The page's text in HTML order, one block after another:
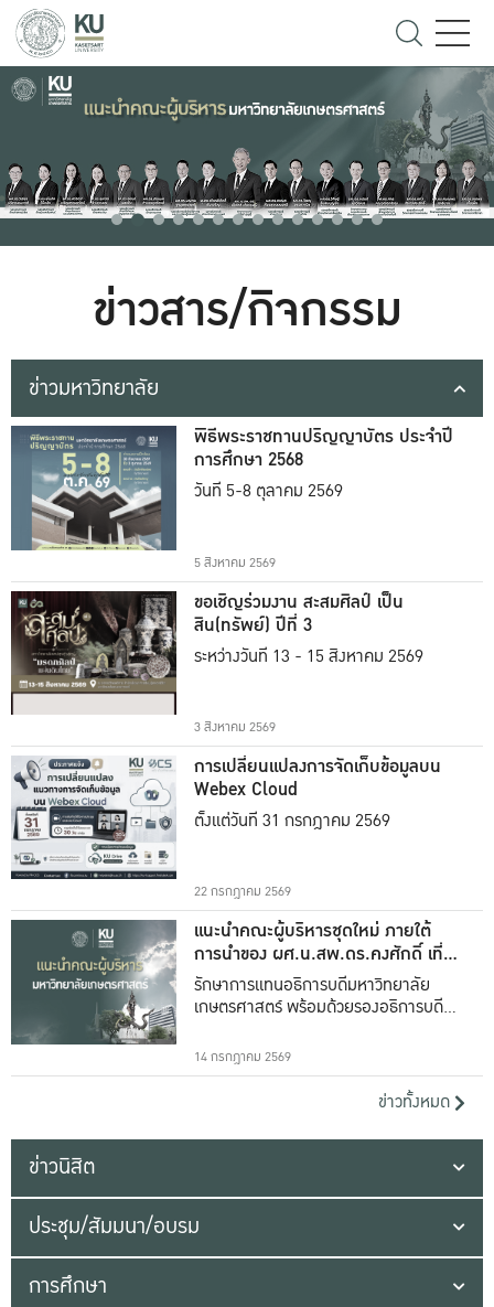
ข่าวสาร/กิจกรรม
ข่าวมหาวิทยาลัย
พิธีพระราชทานปริญญาบัตร ประจำปี
การศึกษา 2568
วันที่ 5-8 ตุลาคม 2569
5 สิงหาคม 2569
ขอเชิญร่วมงาน สะสมศิลป์ เป็น
สิน(ทรัพย์) ปีที่ 3
ระหว่างวันที่ 13 - 15 สิงหาคม 2569
3 สิงหาคม 2569
การเปลี่ยนแปลงการจัดเก็บข้อมูลบน
Webex Cloud
ตั้งแต่วันที่ 31 กรกฎาคม 2569
22 กรกฎาคม 2569
แนะนำคณะผู้บริหารชุดใหม่ ภายใต้
การนำของ ผศ.น.สพ.ดร.คงศักดิ์ เที่ยง
ธรรม
รักษาการแทนอธิการบดีมหาวิทยาลัย
เกษตรศาสตร์ พร้อมด้วยรองอธิการบดีทั้ง
14 กรกฎาคม 2569
ข่าวทั้งหมด
ข่าวนิสิต
ประชุม/สัมมนา/อบรม
การศึกษา